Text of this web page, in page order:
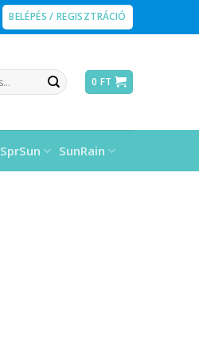
BELÉPÉS / REGISZTRÁCIÓ
0 FT
SprSun SunRain